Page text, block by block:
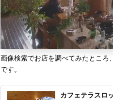
画像検索でお店を調べてみたところ
です。
カフェテラスロ